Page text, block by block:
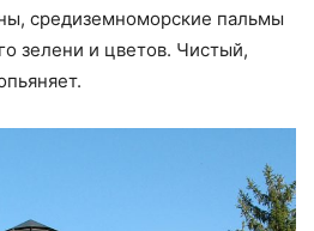
средиземноморские пальмы
зелени и цветов. Чистый,